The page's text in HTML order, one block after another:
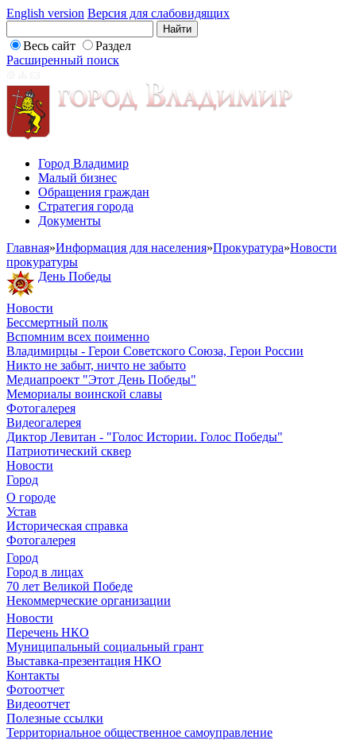
English version Версия для слабовидящих
Весь сайт
Раздел
Расширенный поиск
Город Владимир
Малый бизнес
Обращения граждан
Стратегия города
Документы
Главная»Информация для населения»Прокуратура»Новости
прокуратуры
День Победы
Новости
Бессмертный полк
Вспомним всех поименно
Владимирцы - Герои Советского Союза, Герои России
Никто не забыт, ничто не забыто
Медиапроект "Этот День Победы"
Мемориалы воинской славы
Фотогалерея
Видеогалерея
Диктор Левитан - "Голос Истории. Голос Победы"
Патриотический сквер
Новости
Город
О городе
Устав
Историческая справка
Фотогалерея
Город
Город в лицах
70 лет Великой Победе
Некоммерческие организации
Новости
Перечень НКО
Муниципальный социальный грант
Выставка-презентация НКО
Контакты
Фотоотчет
Видеоотчет
Полезные ссылки
Территориальное общественное самоуправление